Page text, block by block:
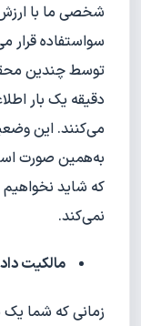
شخصی ما با
دقیقه یک بار
به‌همین صورت
که شاید
نمی‌کند.
مالکیت
زمانی که شما یک